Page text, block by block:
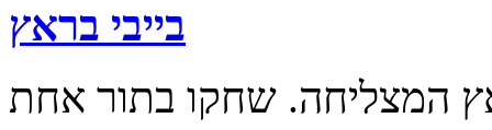
בייבי בראץ
המצליחה. שחקו בתור אחת